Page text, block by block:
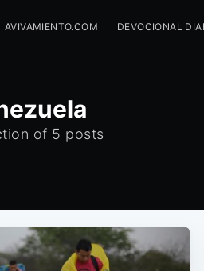
AVIVAMIENTO.COM DEVOCIONAL
of 5 posts